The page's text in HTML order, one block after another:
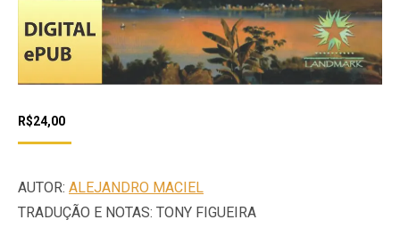
R$24,00
AUTOR: ALEJANDRO MACIEL
TRADUÇÃO E NOTAS: TONY FIGUEIRA